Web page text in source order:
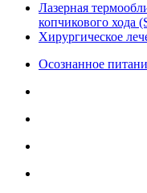
Лазерная
копчикового хода
Хирургическое
Осознанное